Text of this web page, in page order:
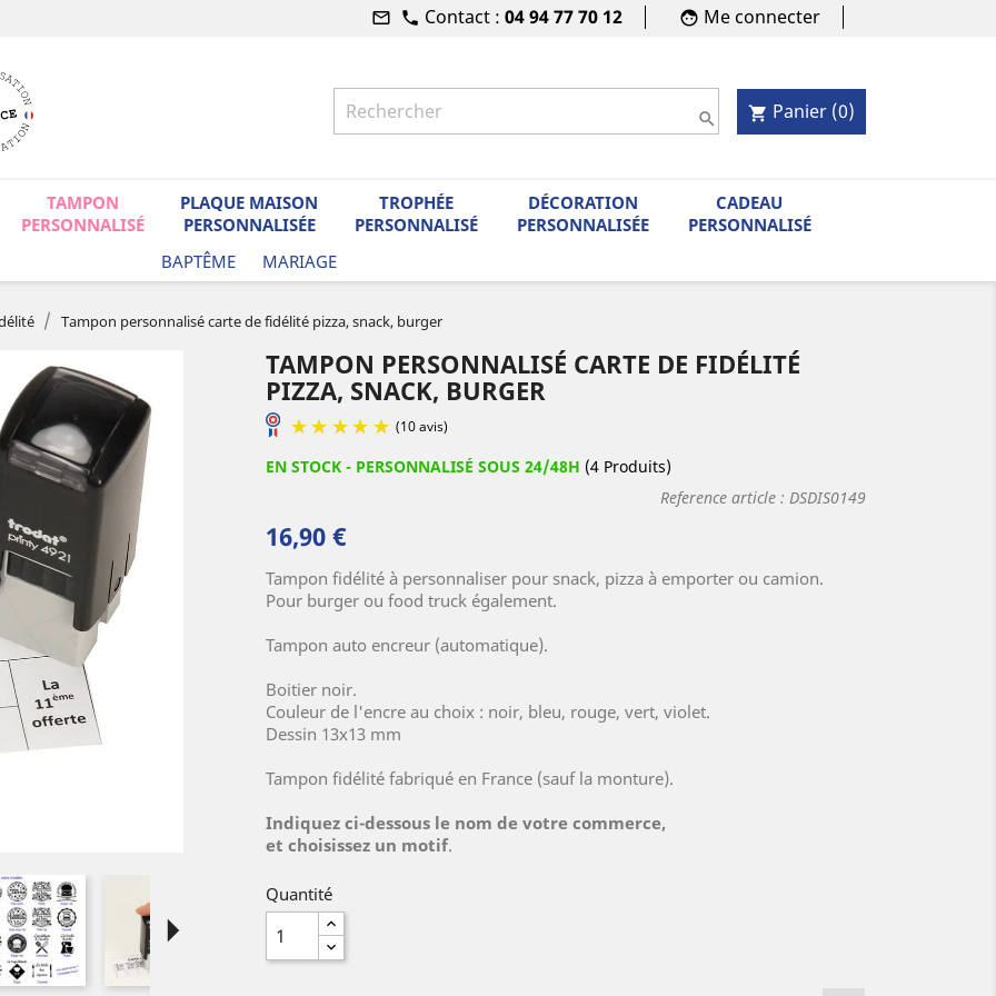
mail_outline phone Contact : 04 94 77 70 12 face Me connecter
 shopping_cart Panier (0)
TAMPON
PERSONNALISÉ
PLAQUE MAISON
PERSONNALISÉE
TROPHÉE
PERSONNALISÉ
DÉCORATION
PERSONNALISÉE
CADEAU
PERSONNALISÉ
BAPTÊME
MARIAGE
Tampon personnalisé carte de fidélité pizza, snack, burger
arrow_right
TAMPON PERSONNALISÉ CARTE DE FIDÉLITÉ
PIZZA, SNACK, BURGER
EN STOCK - PERSONNALISÉ SOUS 24/48H (4 Produits)
Reference article : DSDIS0149
16,90 €
Tampon fidélité à personnaliser pour snack, pizza à emporter ou camion.
Pour burger ou food truck également.
Tampon auto encreur (automatique).
Boitier noir.
Couleur de l'encre au choix : noir, bleu, rouge, vert, violet.
Dessin 13x13 mm
Tampon fidélité fabriqué en France (sauf la monture).
Indiquez ci-dessous le nom de votre commerce,
et choisissez un motif.
Quantité